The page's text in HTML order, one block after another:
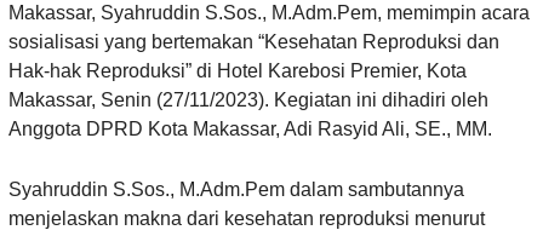
Makassar, Syahruddin S.Sos., M.Adm.Pem, memimpin acara
sosialisasi yang bertemakan “Kesehatan Reproduksi dan
Hak-hak Reproduksi” di Hotel Karebosi Premier, Kota
Makassar, Senin (27/11/2023). Kegiatan ini dihadiri oleh
Anggota DPRD Kota Makassar, Adi Rasyid Ali, SE., MM.
Syahruddin S.Sos., M.Adm.Pem dalam sambutannya
menjelaskan makna dari kesehatan reproduksi menurut